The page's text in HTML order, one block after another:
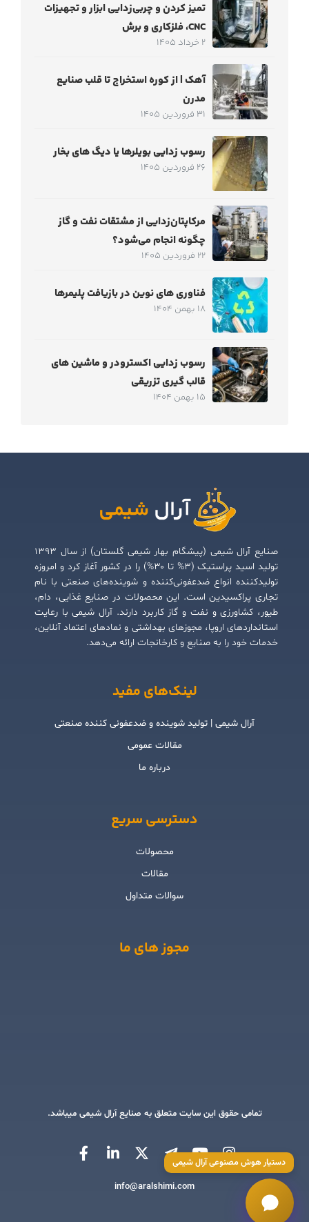
تمیز کردن و چربی‌زدایی ابزار و تجهیزات
CNC، فلزکاری و برش
2 خرداد 1405
آهک | از کوره استخراج تا قلب صنایع
مدرن
31 فروردین 1405
رسوب زدایی بویلرها یا دیگ های بخار
26 فروردین 1405
مرکاپتان‌زدایی از مشتقات نفت و گاز
چگونه انجام می‌شود؟
22 فروردین 1405
فناوری های نوین در بازیافت پلیمرها
18 بهمن 1404
رسوب زدایی اکسترودر و ماشین های
قالب گیری تزریقی
15 بهمن 1404
صنایع آرال شیمی (پیشگام بهار شیمی گلستان) از سال ۱۳۹۳
تولید اسید پراستیک (۳% تا ۳۰%) را در کشور آغاز کرد و امروزه
تولیدکننده انواع ضدعفونی‌کننده و شوینده‌های صنعتی با نام
تجاری پراکسیدین است. این محصولات در صنایع غذایی، دام،
طیور، کشاورزی و نفت و گاز کاربرد دارند. آرال شیمی با رعایت
استانداردهای اروپا، مجوزهای بهداشتی و نمادهای اعتماد آنلاین،
خدمات خود را به صنایع و کارخانجات ارائه می‌دهد.
لینک‌های مفید
آرال شیمی | تولید شوینده و ضدعفونی کننده صنعتی
مقالات عمومی
درباره ما
دسترسی سریع
محصولات
مقالات
سوالات متداول
مجوز های ما
تمامی حقوق این سایت متعلق به صنایع آرال شیمی میباشد.
info@aralshimi.com
دستیار هوش مصنوعی آرال شیمی